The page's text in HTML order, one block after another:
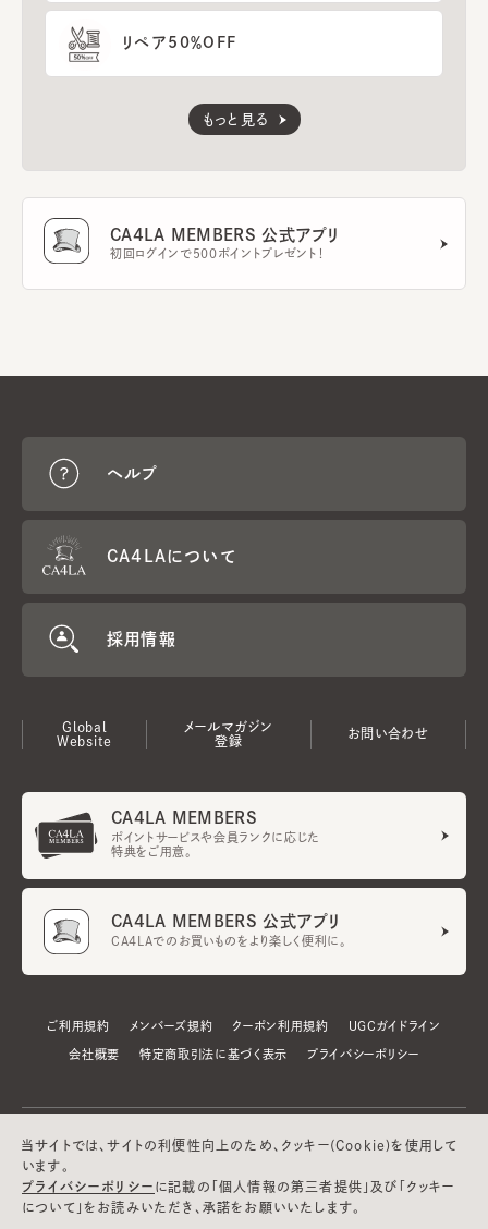
リペア50％OFF
もっと見る
CA4LA MEMBERS 公式アプリ
初回ログインで500ポイントプレゼント！
ヘルプ
CA4LAについて
採用情報
Global
Website
メールマガジン
登録
お問い合わせ
CA4LA MEMBERS
ポイントサービスや会員ランクに応じた
特典をご用意。
CA4LA MEMBERS 公式アプリ
CA4LAでのお買いものをより楽しく便利に。
ご利用規約 メンバーズ規約 クーポン利用規約 UGCガイドライン
会社概要 特定商取引法に基づく表示 プライバシーポリシー
当サイトでは、サイトの利便性向上のため、クッキー(Cookie)を使用して
います。
プライバシーポリシー に記載の「個人情報の第三者提供」及び「クッキー
について」をお読みいただき、承諾をお願いいたします。